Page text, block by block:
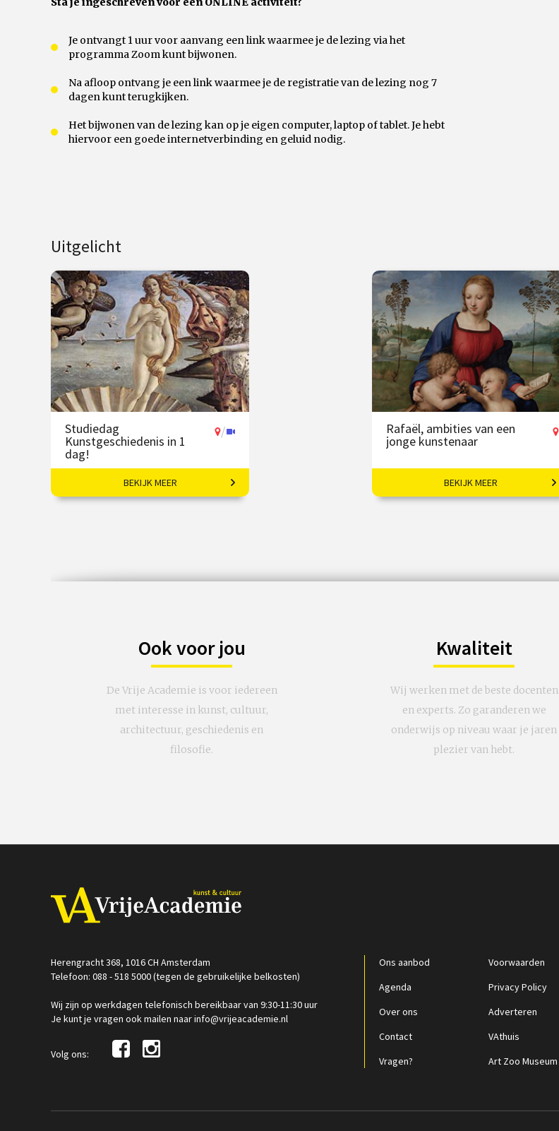
Je ontvangt 1 uur voor aanvang een link waarmee je de lezing via het
programma Zoom kunt bijwonen.
Na afloop ontvang je een link waarmee je de registratie van de lezing nog 7
dagen kunt terugkijken.
Het bijwonen van de lezing kan op je eigen computer, laptop of tablet. Je hebt
hiervoor een goede internetverbinding en geluid nodig.
Uitgelicht
Studiedag
Kunstgeschiedenis in 1
dag!
/
Uitdagende expeditie van
Grieken tot moderne kunst.
BEKIJK MEER
Rafaël, ambities van een
jonge kunstenaar
De bliksemsnelle opkomst van
een renaissancemeester.
BEKIJK MEER
Ook voor jou
De Vrije Academie is voor iedereen
met interesse in kunst, cultuur,
architectuur, geschiedenis en
filosofie.
Kwaliteit
Wij werken met de beste docenten
en experts. Zo garanderen we
onderwijs op niveau waar je jaren
plezier van hebt.
Herengracht 368, 1016 CH Amsterdam
Telefoon: 088 - 518 5000 (tegen de gebruikelijke belkosten)
Wij zijn op werkdagen telefonisch bereikbaar van 9:30-11:30 uur
Je kunt je vragen ook mailen naar info@vrijeacademie.nl
Volg ons:
Ons aanbod
Agenda
Over ons
Contact
Vragen?
Voorwaarden
Privacy Policy
Adverteren
VAthuis
Art Zoo Museum